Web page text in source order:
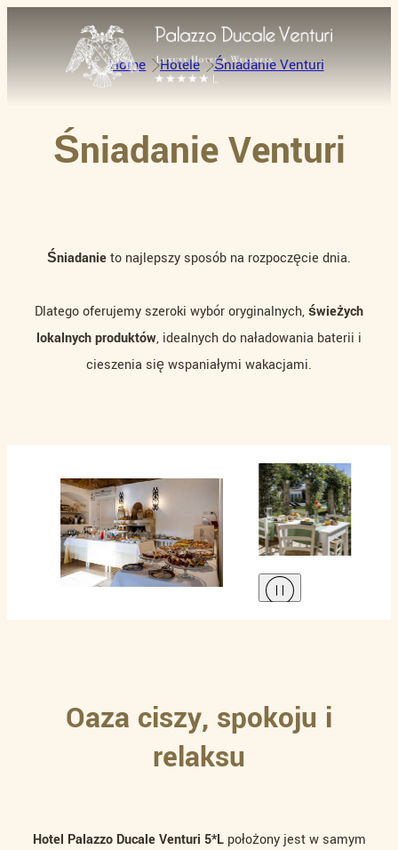
Home Hotele Śniadanie Venturi
Śniadanie Venturi
Śniadanie to najlepszy sposób na rozpoczęcie dnia.
Dlatego oferujemy szeroki wybór oryginalnych, świeżych
lokalnych produktów, idealnych do naładowania baterii i
cieszenia się wspaniałymi wakacjami.
Oaza ciszy, spokoju i
relaksu
Hotel Palazzo Ducale Venturi 5*Lpołożony jest w samym